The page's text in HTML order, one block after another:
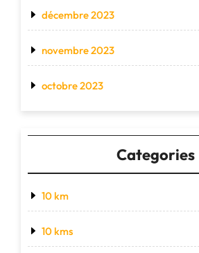
décembre 2023
novembre 2023
octobre 2023
Categories
10 km
10 kms